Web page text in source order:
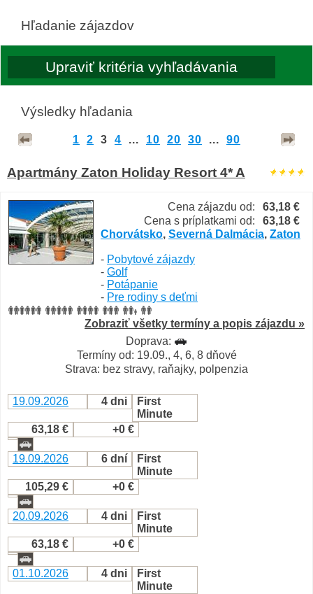
Hľadanie zájazdov
Výsledky hľadania
1 2 3 4 ... 10 20 30 ... 90
Apartmány Zaton Holiday Resort 4* A
Cena zájazdu od:
63,18 €
Cena s príplatkami od:
63,18 €
Chorvátsko, Severná Dalmácia, Zaton
- Pobytové zájazdy
- Golf
- Potápanie
- Pre rodiny s deťmi
Zobraziť všetky termíny a popis zájazdu »
Doprava:
Termíny od: 19.09., 4, 6, 8 dňové
Strava: bez stravy, raňajky, polpenzia
19.09.2026 4 dni
First
Minute
63,18 €
+0 €
19.09.2026 6 dní
First
Minute
105,29 €
+0 €
20.09.2026 4 dni
First
Minute
63,18 €
+0 €
01.10.2026 4 dni
First
Minute